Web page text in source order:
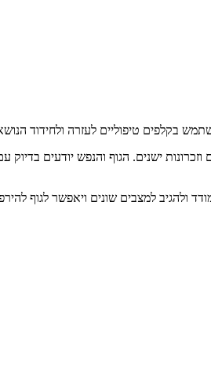
בקלפים טיפוליים לעזרה ולחידוד
ישנים. הגוף והנפש יודעים
ולהגיב למצבים שונים ויאפשר לגוף